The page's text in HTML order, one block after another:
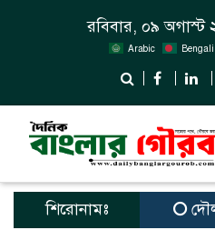
রবিবার, ০৯
Arabic Bengali
শিরোনামঃ